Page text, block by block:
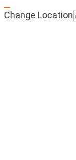
Change Location